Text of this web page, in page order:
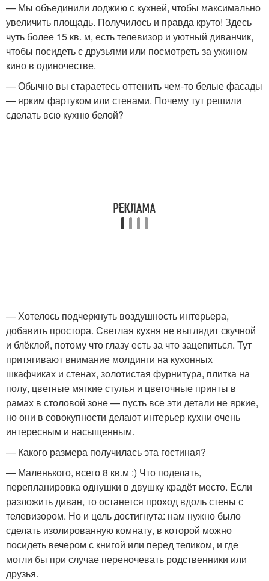
— Мы объединили лоджию с кухней, чтобы максимально
увеличить площадь. Получилось и правда круто! Здесь
чуть более 15 кв. м, есть телевизор и уютный диванчик,
чтобы посидеть с друзьями или посмотреть за ужином
кино в одиночестве.
— Обычно вы стараетесь оттенить чем-то белые фасады
— ярким фартуком или стенами. Почему тут решили
сделать всю кухню белой?
— Хотелось подчеркнуть воздушность интерьера,
добавить простора. Светлая кухня не выглядит скучной
и блёклой, потому что глазу есть за что зацепиться. Тут
притягивают внимание молдинги на кухонных
шкафчиках и стенах, золотистая фурнитура, плитка на
полу, цветные мягкие стулья и цветочные принты в
рамах в столовой зоне — пусть все эти детали не яркие,
но они в совокупности делают интерьер кухни очень
интересным и насыщенным.
— Какого размера получилась эта гостиная?
— Маленького, всего 8 кв.м :) Что поделать,
перепланировка однушки в двушку крадёт место. Если
разложить диван, то останется проход вдоль стены с
телевизором. Но и цель достигнута: нам нужно было
сделать изолированную комнату, в которой можно
посидеть вечером с книгой или перед теликом, и где
могли бы при случае переночевать родственники или
друзья.